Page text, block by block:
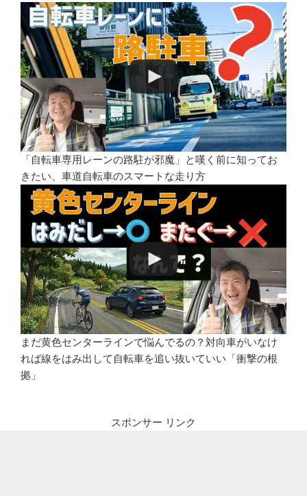
「自転車専用レーンの路駐が邪魔」と嘆く前に知ってお
きたい、車道自転車のスマートな走り方
まだ黄色センターラインで悩んでるの？対向車がいなけ
れば線をはみ出して自転車を追い抜いていい「衝撃の根
拠」
スポンサー リンク